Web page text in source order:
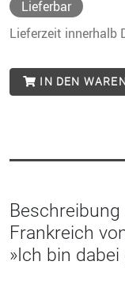
Lieferbar
Lieferzeit innerhalb
IN DEN
Frankreich
»Ich bin dabei